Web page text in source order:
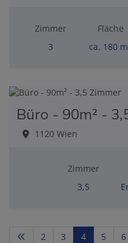
Zimmer
3
Fläche
ca. 180 m
Büro - 90m² -
1120 Wien
Zimmer
3,5
2 3 4 5 6